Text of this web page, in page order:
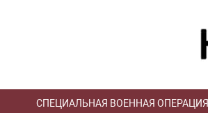
СПЕЦИАЛЬНАЯ ВОЕННАЯ ОПЕРАЦИЯ